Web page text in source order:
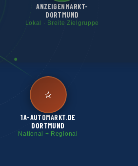
ANZEIGENMARKT-
DORTMUND
Lokal · Breite Zielgruppe
⭐
1A-AUTOMARKT.DE
DORTMUND
National + Regional